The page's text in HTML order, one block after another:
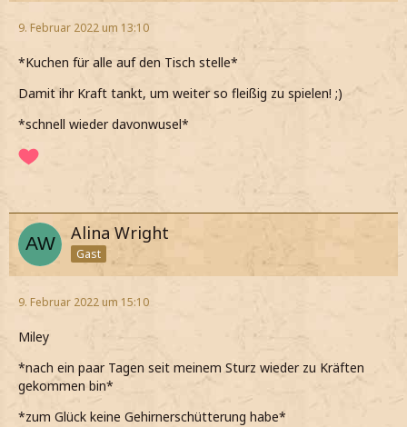
9. Februar 2022 um 13:10
*Kuchen für alle auf den Tisch stelle*
Damit ihr Kraft tankt, um weiter so fleißig zu spielen! ;)
*schnell wieder davonwusel*
Alina Wright
Gast
9. Februar 2022 um 15:10
Miley
*nach ein paar Tagen seit meinem Sturz wieder zu Kräften
gekommen bin*
*zum Glück keine Gehirnerschütterung habe*